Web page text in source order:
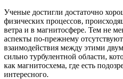
Ученые достигли достаточно
физических процессов,
ветра и в магнитосфере. Тем не
аспекты по-прежнему
взаимодействия между этими
сильно турбулентной области,
как магнитосхема, где есть
интересного.